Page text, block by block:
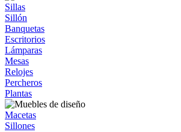
Sillas
Sillón
Banquetas
Escritorios
Lámparas
Mesas
Relojes
Percheros
Plantas
Macetas
Sillones